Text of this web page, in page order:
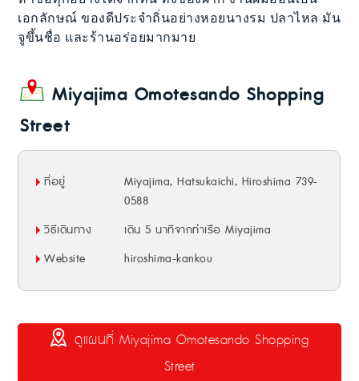
เอกลักษณ์ ของดีประจำถิ่นอย่างหอยนางรม ปลาไหล มัน
จูขึ้นชื่อ และร้านอร่อยมากมาย
Miyajima Omotesando Shopping
Street
ที่อยู่
Miyajima, Hatsukaichi, Hiroshima 739-
0588
วิธีเดินทาง
เดิน 5 นาทีจากท่าเรือ Miyajima
Website
hiroshima-kankou
ดูแผนที่ Miyajima Omotesando Shopping
Street